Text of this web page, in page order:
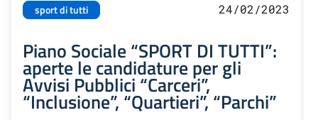
sport di tutti 24/02/2023
Piano Sociale “SPORT DI TUTTI”:
aperte le candidature per gli
Avvisi Pubblici “Carceri”,
“Inclusione”, “Quartieri”, “Parchi”